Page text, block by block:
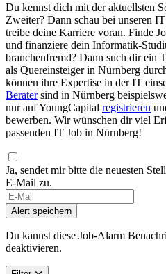
Du kennst dich mit der aktuellsten
Zweiter? Dann schau bei unseren
treibe deine Karriere voran. Finde
und finanziere dein Informatik-
branchenfremd? Dann such dir ein
als Quereinsteiger in Nürnberg
können ihre Expertise in der IT
Beratersind in Nürnberg
nur auf YoungCapital registrieren
bewerben. Wir wünschen dir viel
passenden IT Job in Nürnberg!
Ja, sendet mir bitte die neuesten
E-Mail zu.
Alert speichern
Du kannst diese Job-Alarm
deaktivieren.